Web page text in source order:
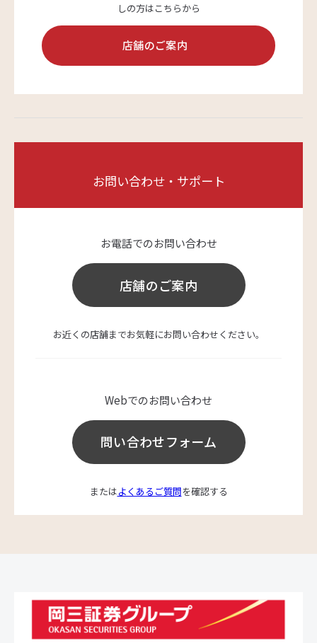
問い合わせフォーム
お電話でのお問い合わせ
0120-03-4649
しの方はこちらから
店舗のご案内
お問い合わせ・サポート
お電話でのお問い合わせ
店舗のご案内
お近くの店舗までお気軽にお問い合わせください。
Webでのお問い合わせ
問い合わせフォーム
またはよくあるご質問を確認する